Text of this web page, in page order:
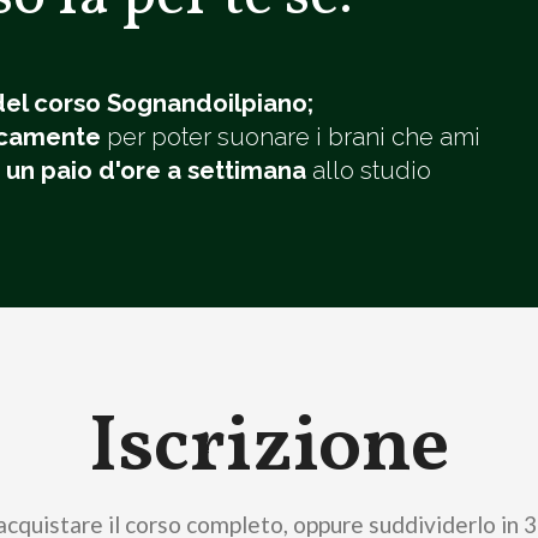
corso Sognandoilpiano;
per poter suonare i brani che ami
un paio d'ore a settimanaallo studio
Iscrizione
il corso completo, oppure suddividerlo in